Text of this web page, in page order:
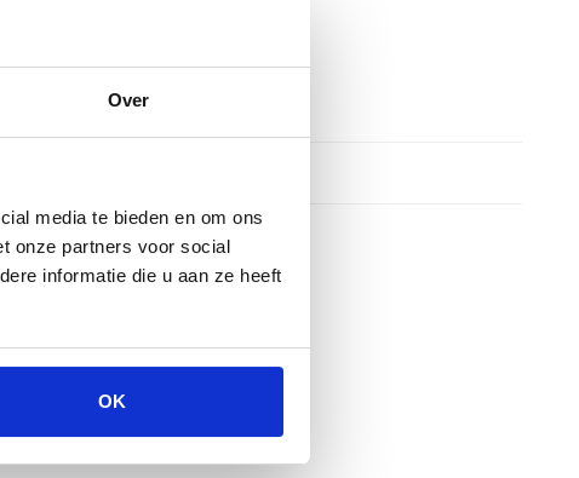
Over
media te bieden en om ons
onze partners voor social
informatie die u aan ze heeft
OK